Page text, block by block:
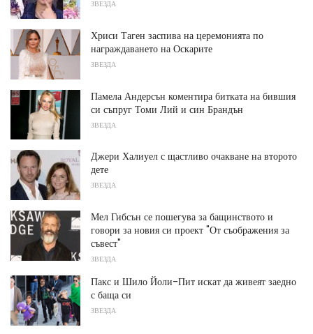
ЗВЕЗДА
Хриси Таген заспива на церемонията по
награждаването на Оскарите
ЗВЕЗДА
Памела Андерсън коментира битката на бившия
си съпруг Томи Лий и син Брандън
ЗВЕЗДА
Джери Халиуел с щастливо очакване на второто
дете
ЗВЕЗДА
Мел Гибсън се пошегува за бащинството и
говори за новия си проект "От съображения за
съвест"
ЗВЕЗДА
Пакс и Шило Йоли-Пит искат да живеят заедно
с баща си
ЗВЕЗДА